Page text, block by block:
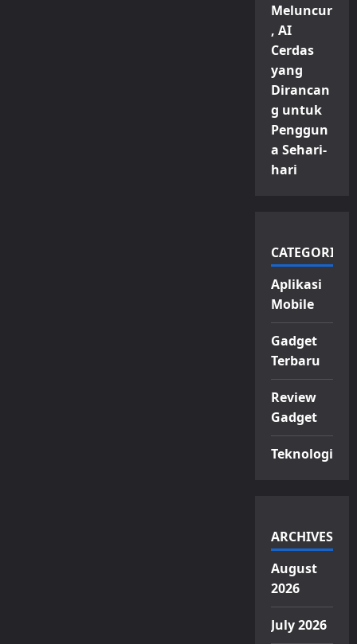
Meluncur
, AI
Cerdas
yang
Dirancan
g untuk
Penggun
a Sehari-
hari
CATEGORIES
Aplikasi
Mobile
Gadget
Terbaru
Review
Gadget
Teknologi
ARCHIVES
August
2026
July 2026